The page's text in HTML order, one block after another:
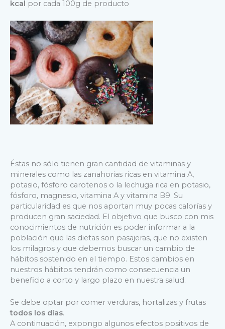
kcal por cada 100g de producto
Éstas no sólo tienen gran cantidad de vitaminas y
minerales como las zanahorias ricas en vitamina A,
potasio, fósforo carotenos o la lechuga rica en potasio,
fósforo, magnesio, vitamina A y vitamina B9. Su
particularidad es que nos aportan muy pocas calorías y
producen gran saciedad. El objetivo que busco con mis
conocimientos de nutrición es poder informar a la
población que las dietas son pasajeras, que no existen
los milagros y que debemos buscar un cambio de
hábitos sostenido en el tiempo. Estos cambios en
nuestros hábitos tendrán como consecuencia un
beneficio a corto y largo plazo en nuestra salud.
Se debe optar por comer verduras, hortalizas y frutas
todos los días.
A continuación, expongo algunos efectos positivos de